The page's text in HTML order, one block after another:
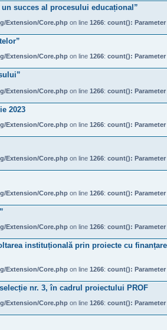
succes al procesului educațional”
Extension/Core.php on line 1266: count(): Parameter
Extension/Core.php on line 1266: count(): Parameter
Extension/Core.php on line 1266: count(): Parameter
2023
Extension/Core.php on line 1266: count(): Parameter
Extension/Core.php on line 1266: count(): Parameter
Extension/Core.php on line 1266: count(): Parameter
Extension/Core.php on line 1266: count(): Parameter
instituțională prin proiecte cu finanțare
Extension/Core.php on line 1266: count(): Parameter
nr. 3, în cadrul proiectului PROF
Extension/Core.php on line 1266: count(): Parameter